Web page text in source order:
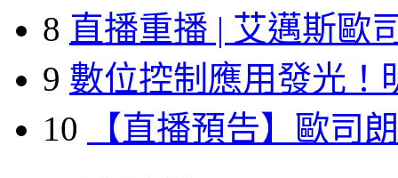
8 直播重播 | 艾邁斯歐
9 數位控制應用發光！
10
【直播預告】歐司